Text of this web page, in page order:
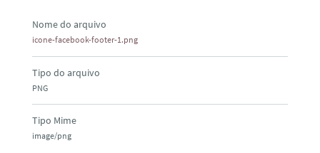
Nome do arquivo
icone-facebook-footer-1.png
Tipo do arquivo
PNG
Tipo Mime
image/png